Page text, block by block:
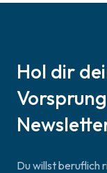
Hol dir
Du willst beruflich